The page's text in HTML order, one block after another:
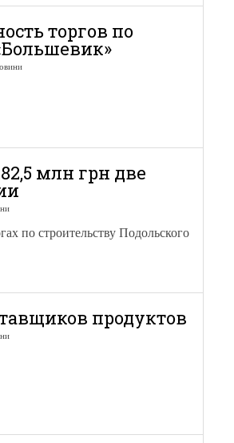
торгов по
млн грн две
по строительству Подольского
продуктов